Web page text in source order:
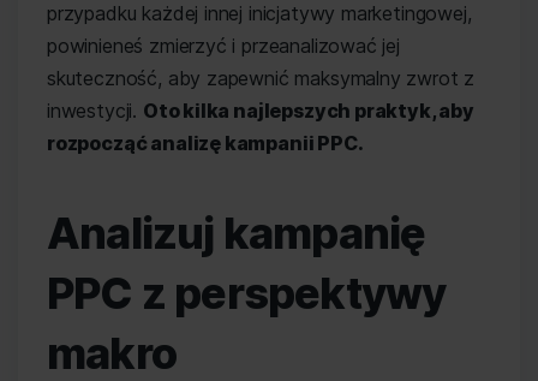
przypadku każdej innej inicjatywy marketingowej,
powinieneś zmierzyć i przeanalizować jej
skuteczność, aby zapewnić maksymalny zwrot z
inwestycji. Oto kilka najlepszych praktyk, aby
rozpocząć analizę kampanii PPC.
Analizuj kampanię
PPC z perspektywy
makro